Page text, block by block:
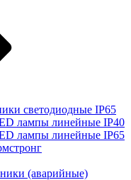
светодиодные IP65
лампы линейные IP40
лампы линейные IP65
(аварийные)